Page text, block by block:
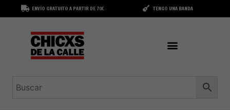
ENVÍO GRATUITO A PARTIR DE 70€ TENGO UNA BANDA